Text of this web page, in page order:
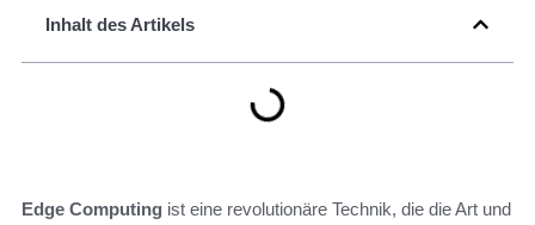
Inhalt des Artikels
Edge Computing ist eine revolutionäre Technik, die die Art und